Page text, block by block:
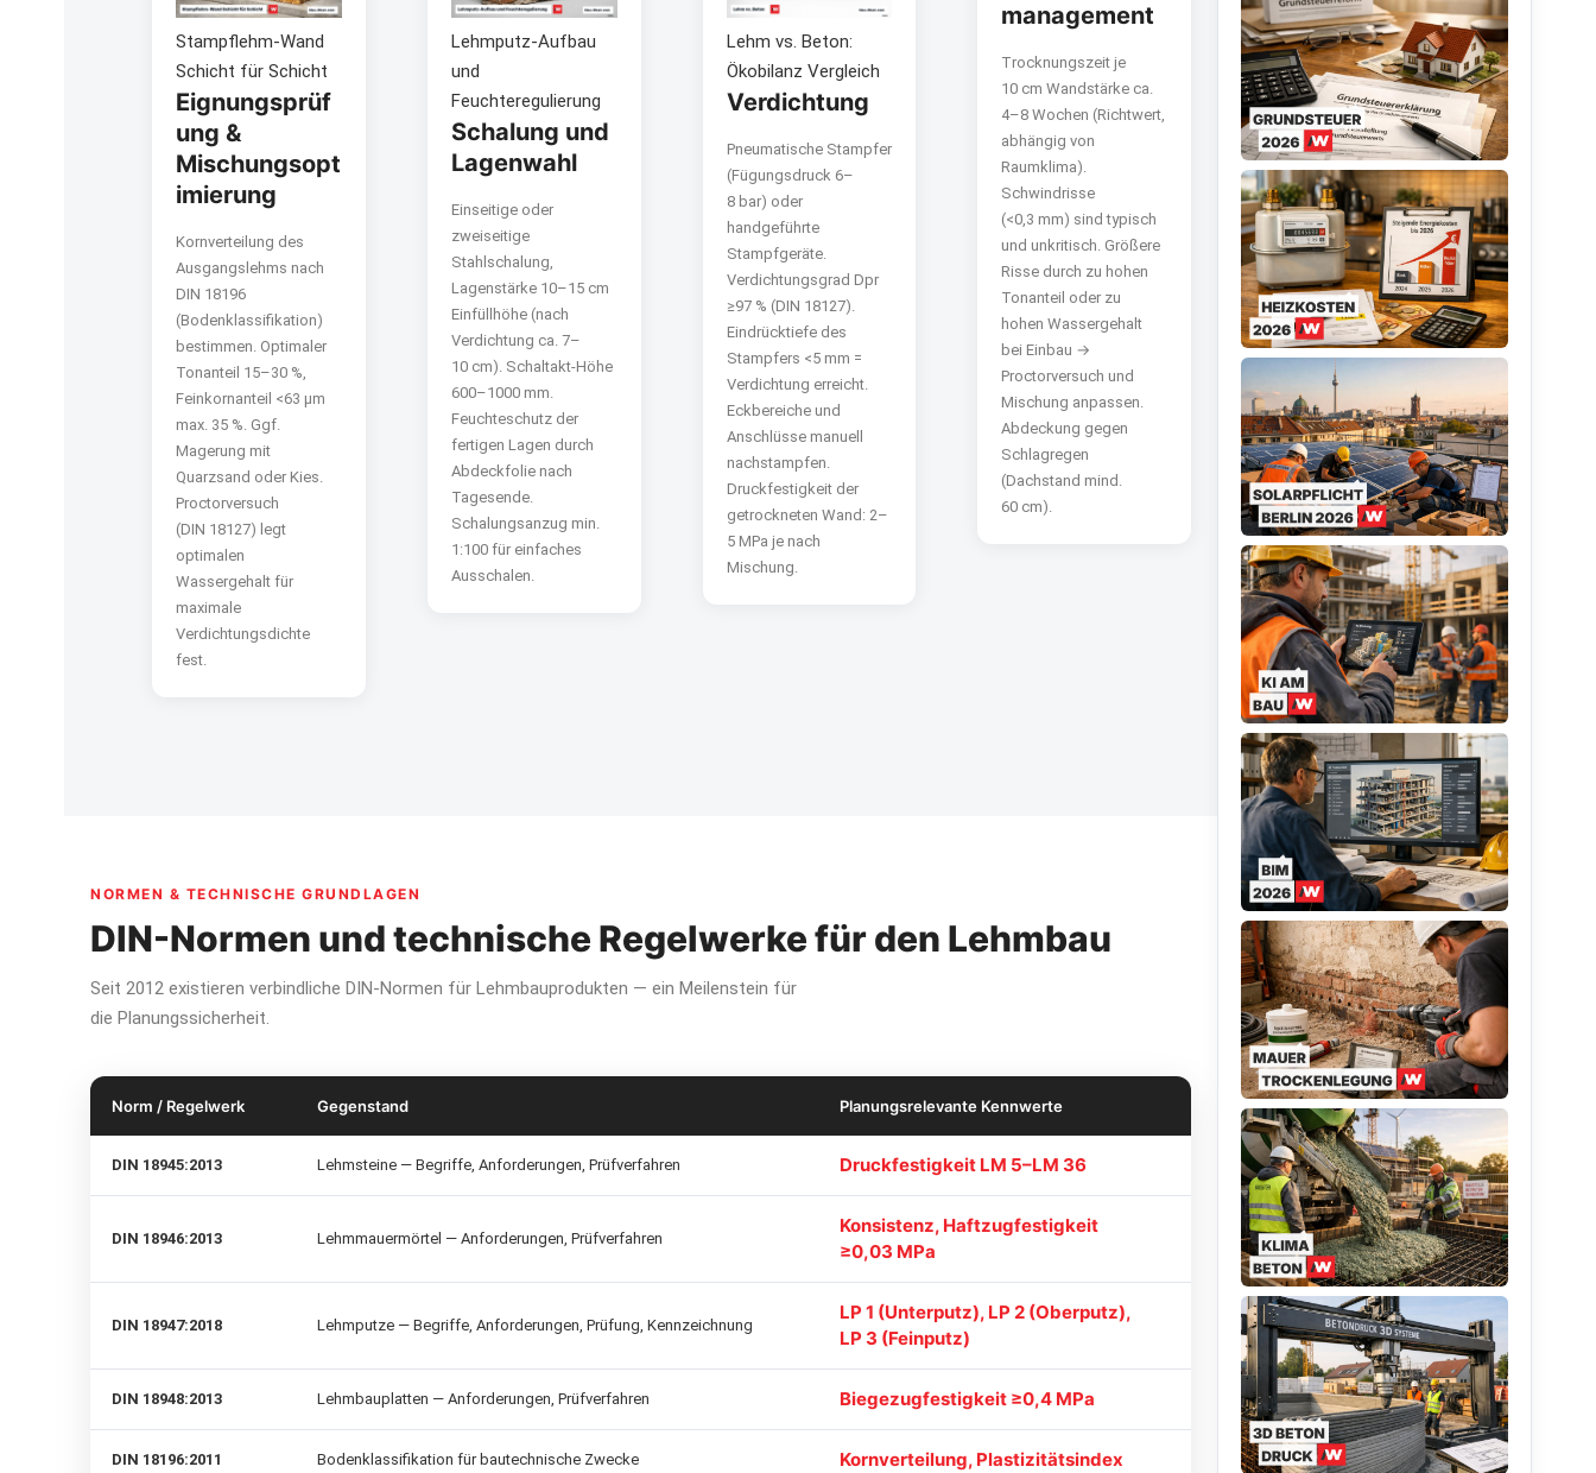
Stampflehm-Wand
Schicht für Schicht
Eignungsprüf
ung &
Mischungsopt
imierung
Kornverteilung des
Ausgangslehms nach
DIN 18196
(Bodenklassifikation)
bestimmen. Optimaler
Tonanteil 15–30 %,
Feinkornanteil <63 µm
max. 35 %. Ggf.
Magerung mit
Quarzsand oder Kies.
Proctorversuch
(DIN 18127) legt
optimalen
Wassergehalt für
maximale
Verdichtungsdichte
fest.
Lehmputz-Aufbau
und
Feuchteregulierung
Schalung und
Lagenwahl
Einseitige oder
zweiseitige
Stahlschalung,
Lagenstärke 10–15 cm
Einfüllhöhe (nach
Verdichtung ca. 7–
10 cm). Schaltakt-Höhe
600–1000 mm.
Feuchteschutz der
fertigen Lagen durch
Abdeckfolie nach
Tagesende.
Schalungsanzug min.
1:100 für einfaches
Ausschalen.
Lehm vs. Beton:
Ökobilanz Vergleich
Verdichtung
Pneumatische Stampfer
(Fügungsdruck 6–
8 bar) oder
handgeführte
Stampfgeräte.
Verdichtungsgrad Dpr
≥97 % (DIN 18127).
Eindrücktiefe des
Stampfers <5 mm =
Verdichtung erreicht.
Eckbereiche und
Anschlüsse manuell
nachstampfen.
Druckfestigkeit der
getrockneten Wand: 2–
5 MPa je nach
Mischung.
management
Trocknungszeit je
10 cm Wandstärke ca.
4–8 Wochen (Richtwert,
abhängig von
Raumklima).
Schwindrisse
(<0,3 mm) sind typisch
und unkritisch. Größere
Risse durch zu hohen
Tonanteil oder zu
hohen Wassergehalt
bei Einbau →
Proctorversuch und
Mischung anpassen.
Abdeckung gegen
Schlagregen
(Dachstand mind.
60 cm).
NORMEN & TECHNISCHE GRUNDLAGEN
DIN-Normen und technische Regelwerke für den Lehmbau
Seit 2012 existieren verbindliche DIN-Normen für Lehmbauprodukten — ein Meilenstein für
die Planungssicherheit.
Norm / Regelwerk Gegenstand Planungsrelevante Kennwerte
DIN 18945:2013 Lehmsteine — Begriffe, Anforderungen, Prüfverfahren Druckfestigkeit LM 5–LM 36
DIN 18946:2013 Lehmmauermörtel — Anforderungen, Prüfverfahren
Konsistenz, Haftzugfestigkeit
≥0,03 MPa
DIN 18947:2018 Lehmputze — Begriffe, Anforderungen, Prüfung, Kennzeichnung
LP 1 (Unterputz), LP 2 (Oberputz),
LP 3 (Feinputz)
DIN 18948:2013 Lehmbauplatten — Anforderungen, Prüfverfahren Biegezugfestigkeit ≥0,4 MPa
DIN 18196:2011 Bodenklassifikation für bautechnische Zwecke Kornverteilung, Plastizitätsindex